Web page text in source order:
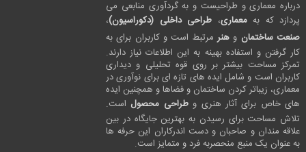
درباره معماری و طراحیست و به گردآوری منابعی می
پردازد که بهمعماری، طراحی داخلی (دکوراسیون)،
صنعت ساختمان و هنرمرتبط است و کاربران برای به
کار گرفتن و استفاده بهینه به این اطلاعات نیاز دارند.
تمرکز مساحت بیشتر بر روی قوه تحلیلی و دیداری
کاربران است و شامل ایده های تازه ای برای نوآوری در
معماری، زیباتر کردن ساختمان و فضاها و همچنین ایده
های خاص برای آثار هنری وطراحی محصول است.
تلاش مساحت برای رسیدن به بهترین جایگاه در بین
علاقه مندان و صاحبان و دست اندرکاران این حرفه ها
به عنوان یک منبع منحصربه فرد و متمایز است.